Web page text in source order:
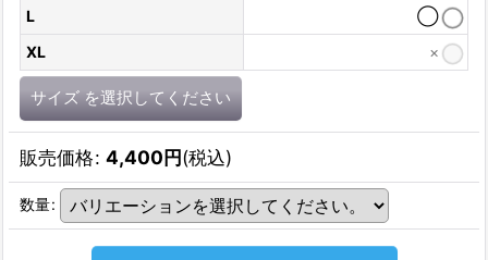
L
◯
XL
×
サイズ を選択してください
販売価格: 4,400円(税込)
数量: